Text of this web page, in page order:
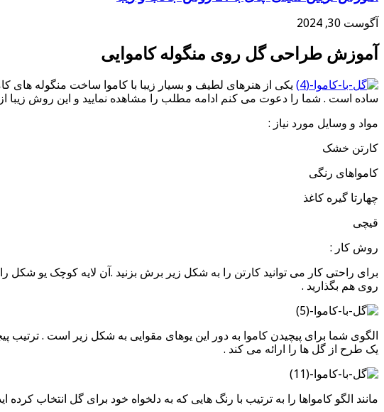
آگوست 30, 2024
آموزش طراحی گل روی منگوله کاموایی
یکی از هنرهای لطیف و بسیار زیبا با کاموا ساخت منگوله
ساده است . شما را دعوت می کنم ادامه مطلب را مشاهده نمایید و این روش زیبا
مواد و وسایل مورد نیاز :
کارتن خشک
کامواهای رنگی
چهارتا گیره کاغذ
قیچی
روش کار :
برای راحتی کار می توانید کارتن را به شکل زیر برش بزنید .آن لایه کوچک یو شکل
روی هم بگذارید .
الگوی شما برای پیچیدن کاموا به دور این یوهای مقوایی به شکل زیر است .
یک طرح از گل ها را ارائه می کند .
مانند الگو کامواها را به ترتیب با رنگ هایی که به دلخواه خود برای گل انتخاب کرده